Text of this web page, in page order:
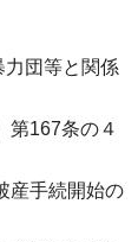
力団等と関係
第167条の４
産手続開始の